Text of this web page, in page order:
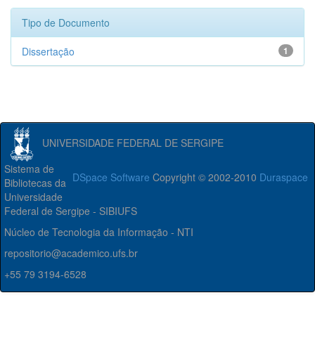
Tipo de Documento
1
Dissertação
UNIVERSIDADE FEDERAL DE SERGIPE
DSpace Software Copyright © 2002-2010 Duraspace
Sistema de
Bibliotecas da
Universidade
Federal de Sergipe - SIBIUFS
Núcleo de Tecnologia da Informação - NTI
repositorio@academico.ufs.br
+55 79 3194-6528